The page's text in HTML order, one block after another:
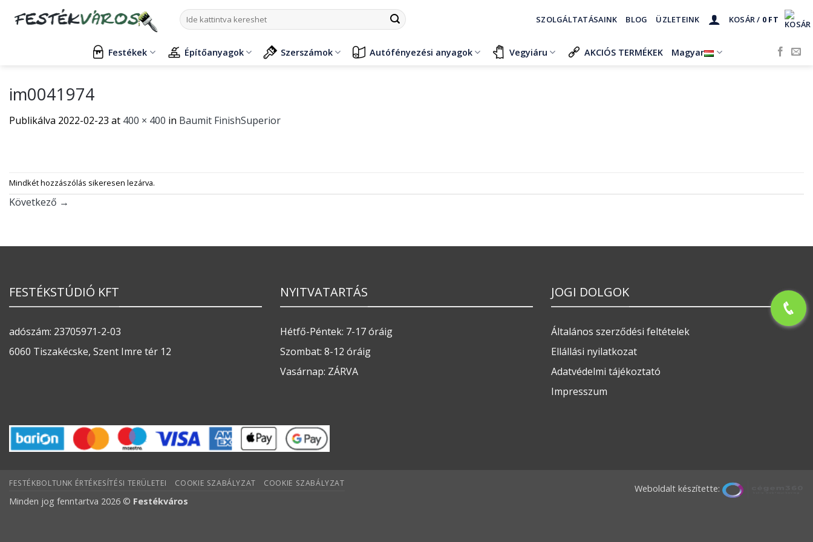
Keresés
a
SZOLGÁLTATÁSAINK BLOG ÜZLETEINK KOSÁR / 0 FT
Festékek Építőanyagok Szerszámok Autófényezési anyagok Vegyiáru AKCIÓS TERMÉKEK Magyar
im0041974
Publikálva 2022-02-23 at 400 × 400 in Baumit FinishSuperior
Mindkét hozzászólás sikeresen lezárva.
Következő →
FESTÉKSTÚDIÓ KFT
adószám: 23705971-2-03
6060 Tiszakécske, Szent Imre tér 12
NYITVATARTÁS
Hétfő-Péntek: 7-17 óráig
Szombat: 8-12 óráig
Vasárnap: ZÁRVA
JOGI DOLGOK
Általános szerződési feltételek
Ellállási nyilatkozat
Adatvédelmi tájékoztató
Impresszum
Weboldalt készítette:
FESTÉKBOLTUNK ÉRTÉKESÍTÉSI TERÜLETEI COOKIE SZABÁLYZAT COOKIE SZABÁLYZAT
Minden jog fenntartva 2026 © Festékváros